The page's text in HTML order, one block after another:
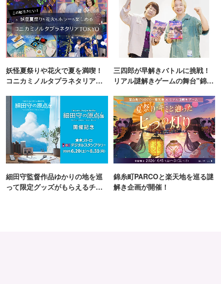
妖怪夏祭りや花火で夏を満喫！
コニカミノルタプラネタリア
三四郎が早解きバトルに挑戦！
リアル謎解きゲームの舞台"錦糸
細田守監督作品ゆかりの地を巡
って限定グッズがもらえるチャ
錦糸町PARCOと楽天地を巡る謎
解き企画が開催！